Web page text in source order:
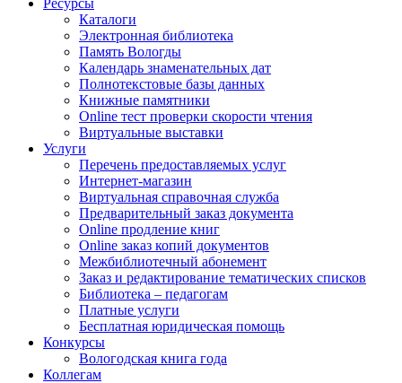
Ресурсы
Каталоги
Электронная библиотека
Память Вологды
Календарь знаменательных дат
Полнотекстовые базы данных
Книжные памятники
Online тест проверки скорости чтения
Виртуальные выставки
Услуги
Перечень предоставляемых услуг
Интернет-магазин
Виртуальная справочная служба
Предварительный заказ документа
Online продление книг
Online заказ копий документов
Межбиблиотечный абонемент
Заказ и редактирование тематических списков
Библиотека – педагогам
Платные услуги
Бесплатная юридическая помощь
Конкурсы
Вологодская книга года
Коллегам